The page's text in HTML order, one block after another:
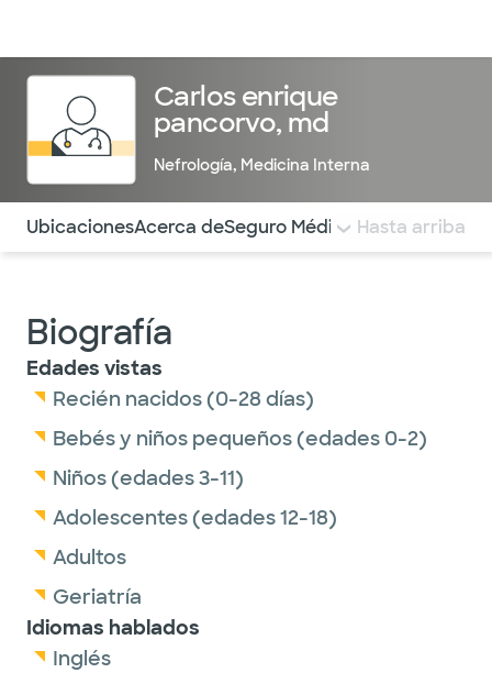
Carlos enrique
pancorvo, md
Nefrología, Medicina Interna
Utilice esta navegación para saltar rápidamente a
UbicacionesAcerca deSeguro Médico COMENTARIOS
Hasta arriba
Biografía
Edades vistas
Recién nacidos (0-28 días)
Bebés y niños pequeños (edades 0-2)
Niños (edades 3-11)
Adolescentes (edades 12-18)
Adultos
Geriatría
Idiomas hablados
Inglés